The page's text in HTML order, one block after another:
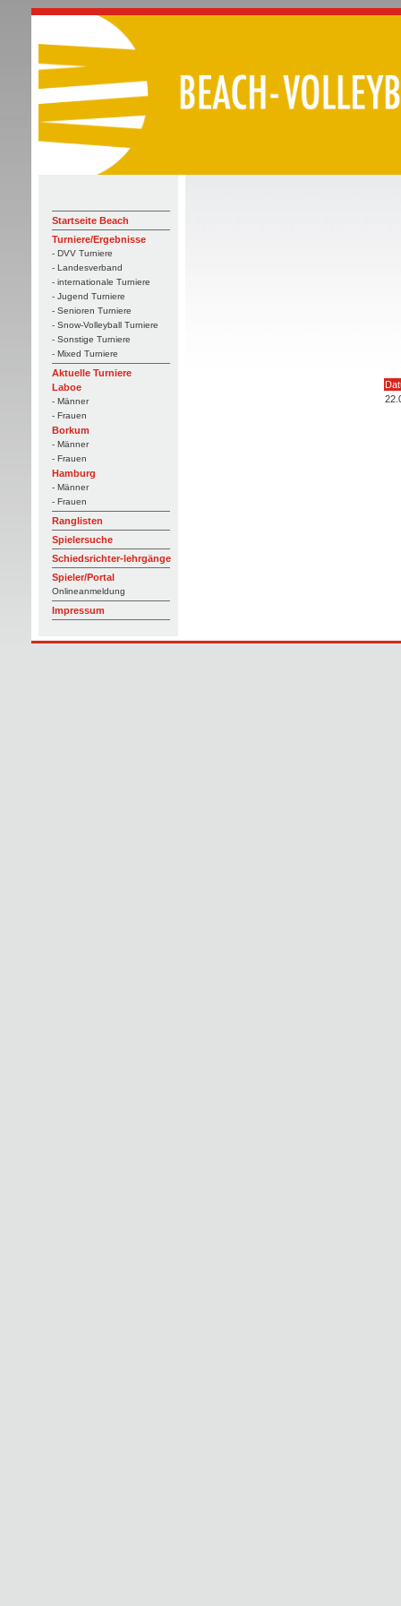
Startseite Beach
Turniere/Ergebnisse
- DVV Turniere
- Landesverband
- internationale Turniere
- Jugend Turniere
- Senioren Turniere
- Snow-Volleyball Turniere
- Sonstige Turniere
- Mixed Turniere
Aktuelle Turniere
Laboe
- Männer
- Frauen
Borkum
- Männer
- Frauen
Hamburg
- Männer
- Frauen
Ranglisten
Spielersuche
Schiedsrichter-lehrgänge
Spieler/Portal
Onlineanmeldung
Impressum